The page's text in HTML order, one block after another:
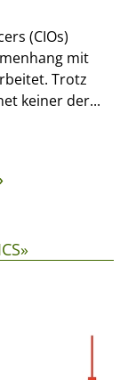
(CIOs)
mit
Trotz
keiner der...